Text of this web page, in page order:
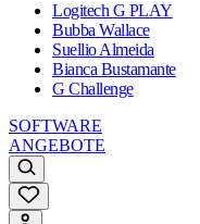
Logitech G PLAY
Bubba Wallace
Suellio Almeida
Bianca Bustamante
G Challenge
SOFTWARE
ANGEBOTE